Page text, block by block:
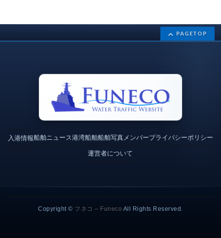
PAGETOP
入港情報船舶ニュース港湾船舶船舶写真メンバープライバシーポリシー
運営者について
Copyright © フネコ – Funeco All Rights Reserved.